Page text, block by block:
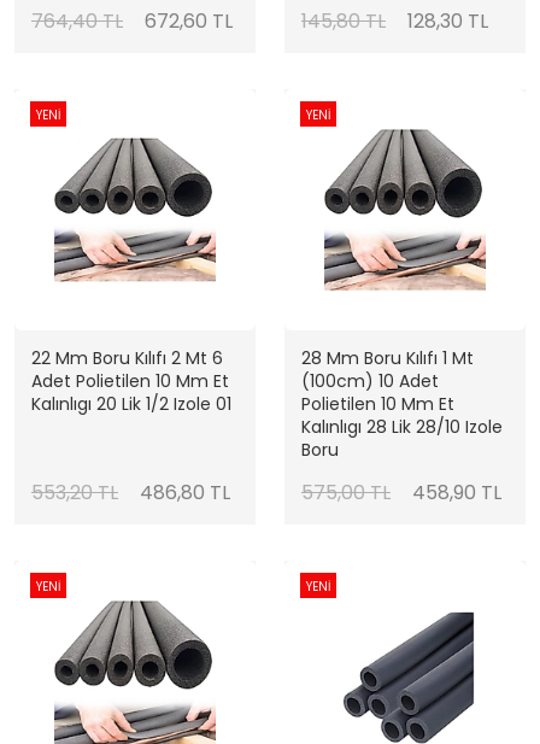
764,40 TL 672,60 TL 145,80 TL 128,30 TL
YENİ
22 Mm Boru Kılıfı 2 Mt 6
Adet Polietilen 10 Mm Et
Kalınlıgı 20 Lik 1/2 Izole 01
553,20 TL 486,80 TL
YENİ
28 Mm Boru Kılıfı 1 Mt
(100cm) 10 Adet
Polietilen 10 Mm Et
Kalınlıgı 28 Lik 28/10 Izole
Boru
575,00 TL 458,90 TL
YENİ YENİ